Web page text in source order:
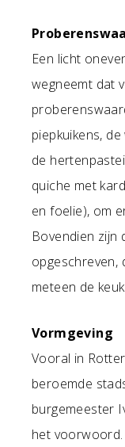
Een licht
wegneemt dat
piepkuikens,
de
quiche met
en foelie), om
Bovendien zijn
opgeschreven,
meteen de
Vormgeving
Vooral in
beroemde
burgemeester
het voorwoord.